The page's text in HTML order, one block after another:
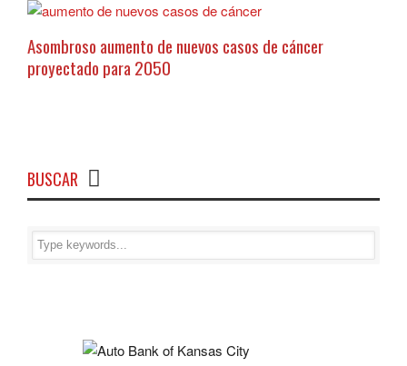
Asombroso aumento de nuevos casos de cáncer
proyectado para 2050
BUSCAR